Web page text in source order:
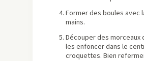
Former des boules avec
mains.
Découper des morceaux
les enfoncer dans le
croquettes. Bien